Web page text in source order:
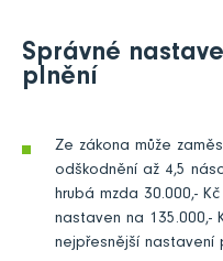
Správné
plnění
Ze zákona může
odškodnění až 4,5
hrubá mzda 30.000,-
nastaven na
nejpřesnější nastavení